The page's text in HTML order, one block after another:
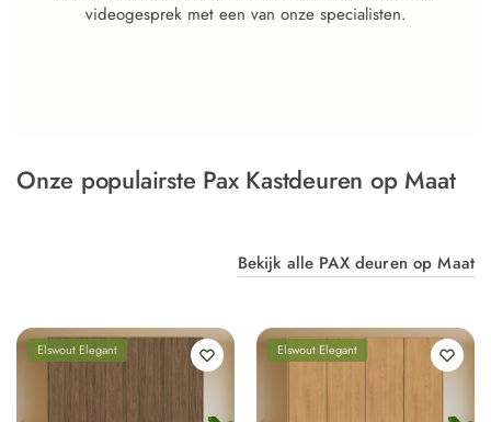
videogesprek met een van onze specialisten.
Onze populairste Pax Kastdeuren op Maat
Bekijk alle PAX deuren op Maat
Elswout Elegant Elswout Elegant